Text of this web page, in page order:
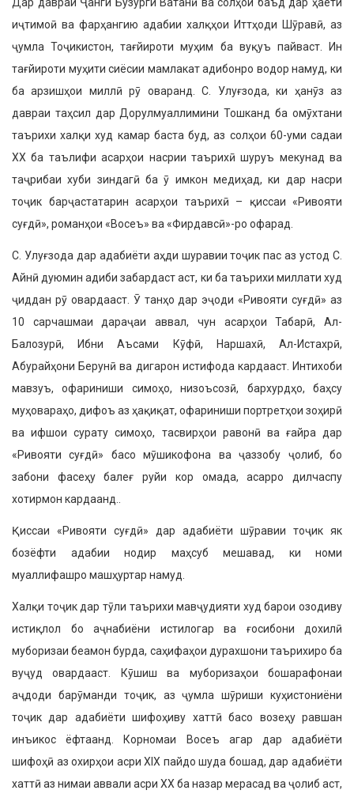
иҷтимоӣ ва фарҳангию адабии халқҳои Иттҳоди Шӯравӣ, аз
ҷумла Тоҷики­стон, тағйироти муҳим ба вуқуъ пайваст. Ин
тағй­ироти муҳити сиёсии мамла­кат адибонро во­дор намуд, ки
ба арзишҳои миллӣ рӯ оваранд. С. Улуғзода, ки ҳанӯз аз
давраи таҳсил дар Дорулмуаллимини Тошканд ба омӯхтани
таърихи халқи худ камар баста буд, аз солҳои 60-уми садаи
XX ба таълифи асарҳои насрии таърихӣ шуруъ мекунад ва
таҷрибаи хуби зин­дагӣ ба ӯ имкон медиҳад, ки дар насри
тоҷик барҷастатарин асарҳои таърихӣ – қиссаи «Ривояти
суғдӣ», романҳои «Восеъ» ва «Фирдавсӣ»-ро офарад.
С. Улуғзода дар адабиёти аҳди шу­равии тоҷик пас аз устод С.
Айнӣ дую­мин адиби забардаст аст, ки ба таъри­хи миллати худ
ҷиддан рӯ овардааст. Ӯ танҳо дар эҷоди «Ривояти суғдӣ» аз
10 сарчашмаи дараҷаи аввал, чун асарҳои Табарӣ, Ал-
Балозурӣ, Ибни Аъсами Кӯфӣ, Наршахӣ, Ал-Истахрӣ,
Абурайҳони Берунӣ ва дигарон исти­фода кардааст. Интихоби
мавзуъ, офариниши симоҳо, низоъсозӣ, бар­хурдҳо, баҳсу
муҳовараҳо, дифоъ аз ҳақиқат, офариниши портретҳои зоҳирӣ
ва ифшои сурату симоҳо, та­свирҳои равонӣ ва ғайра дар
«Ривояти суғдӣ» басо мӯшикофона ва ҷаззобу ҷолиб, бо
забони фасеҳу балеғ руйи кор омада, асарро дилчаспу
хотирмон кардаанд..
Қиссаи «Ривояти суғдӣ» дар ада­биёти шӯравии тоҷик як
бозёфти ада­бии нодир маҳсуб мешавад, ки номи
муаллифашро машҳуртар намуд.
Халқи тоҷик дар тӯли таърихи мавҷудияти худ барои озодиву
истиқ­лол бо аҷнабиёни истилогар ва ғо­сибони дохилӣ
муборизаи беамон бурда, саҳифаҳои дурахшони таъри­хиро ба
вуҷуд овардааст. Кӯшиш ва муборизаҳои бошарафонаи
аҷдоди барӯманди тоҷик, аз ҷумла шӯриши куҳистониёни
тоҷик дар адабиёти шифоҳиву хаттӣ басо возеҳу равшан
инъикос ёфтаанд. Корномаи Восеъ агар дар адабиёти
шифоҳӣ аз охи­рҳои асри XIX пайдо шуда бошад, дар адабиёти
хаттӣ аз нимаи аввали асри XX ба назар мерасад ва ҷолиб аст,